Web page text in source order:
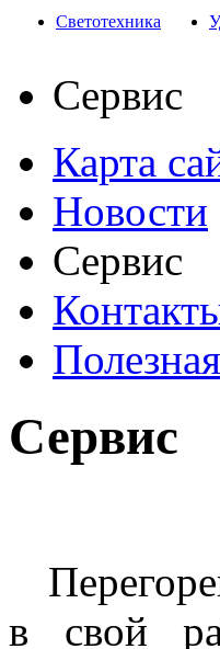
Светотехника
Сервис
Карта
Новости
Сервис
Сервис
в свой